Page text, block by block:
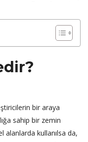
bir araya
sahip bir zemin
alanlarda kullanılsa da,